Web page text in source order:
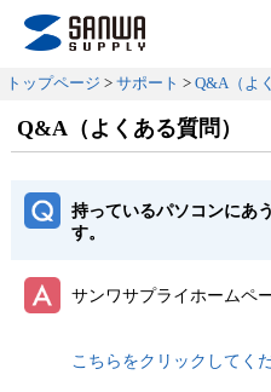
トップページ > サポート > Q&A（よ
Q&A（よくある質問）
持っているパソコンにあ
す。
サンワサプライホームペ
こちらをクリックしてく